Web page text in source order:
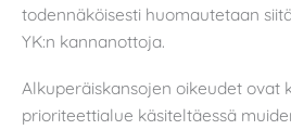
todennäköisesti huomautetaan
YK:n kannanottoja.
Alkuperäiskansojen oikeudet ovat
prioriteettialue käsiteltäessä